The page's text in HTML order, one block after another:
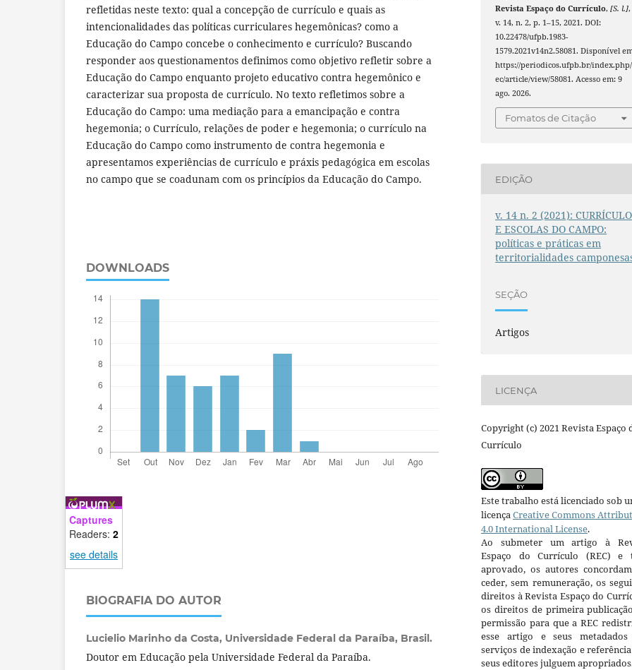
refletidas neste texto: qual a concepção de currículo e quais as
intencionalidades das políticas curriculares hegemônicas? como a
Educação do Campo concebe o conhecimento e currículo? Buscando
responder aos questionamentos definimos como objetivo refletir sobre a
Educação do Campo enquanto projeto educativo contra hegemônico e
caracterizar sua proposta de currículo. No texto refletimos sobre a
Educação do Campo: uma mediação para a emancipação e contra
hegemonia; o Currículo, relações de poder e hegemonia; o currículo na
Educação do Campo como instrumento de contra hegemonia e
apresentamos experiências de currículo e práxis pedagógica em escolas
no campo que se coadunam com os princípios da Educação do Campo.
DOWNLOADS
Captures
Readers: 2
see details
BIOGRAFIA DO AUTOR
Lucielio Marinho da Costa, Universidade Federal da Paraíba, Brasil.
Doutor em Educação pela Universidade Federal da Paraíba.
Revista Espaço do Currículo,[S. l.],
v. 14, n. 2, p. 1–15, 2021. DOI:
10.22478/ufpb.1983-
1579.2021v14n2.58081. Disponível
https://periodicos.ufpb.br/
ec/article/view/58081. Acesso em: 9
ago. 2026.
Fomatos de Citação
EDIÇÃO
v. 14 n. 2 (2021): CURRÍCULO
E ESCOLAS DO CAMPO:
políticas e práticas em
territorialidades
SEÇÃO
Artigos
LICENÇA
Copyright (c) 2021 Revista Espaço
Currículo
Este trabalho está licenciado sob
licença Creative Commons
4.0 International License.
Ao submeter um artigo à
Espaço do Currículo (REC) e
aprovado, os autores
ceder, sem remuneração, os
direitos à Revista Espaço do
os direitos de primeira
permissão para que a REC
esse artigo e seus metadados
serviços de indexação e
seus editores julguem